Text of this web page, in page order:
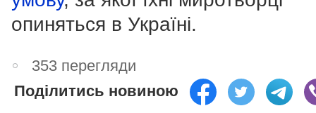
опиняться в Україні.
353 перегляди
Поділитись новиною